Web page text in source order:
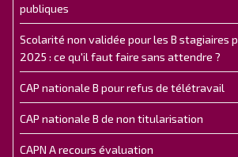
publiques
Scolarité non validée pour les B stagiaires
2025 : ce qu'il faut faire sans attendre ?
CAP nationale B pour refus de télétravail
CAP nationale B de non titularisation
CAPN A recours évaluation